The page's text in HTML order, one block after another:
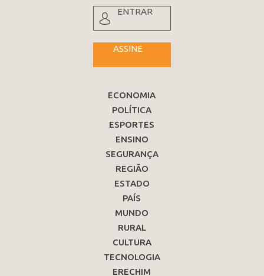
ENTRAR
ASSINE
ECONOMIA
POLÍTICA
ESPORTES
ENSINO
SEGURANÇA
REGIÃO
ESTADO
PAÍS
MUNDO
RURAL
CULTURA
TECNOLOGIA
ERECHIM